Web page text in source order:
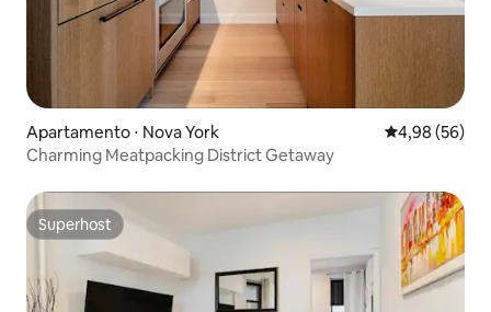
Apartamento ⋅ Nova York 4,98 de uma
4,98 (56)
Charming Meatpacking District Getaway
Superhost
Superhost